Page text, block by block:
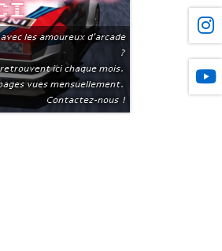
les amoureux d'arcade
?
ici chaque mois.
vues mensuellement.
Contactez-nous !